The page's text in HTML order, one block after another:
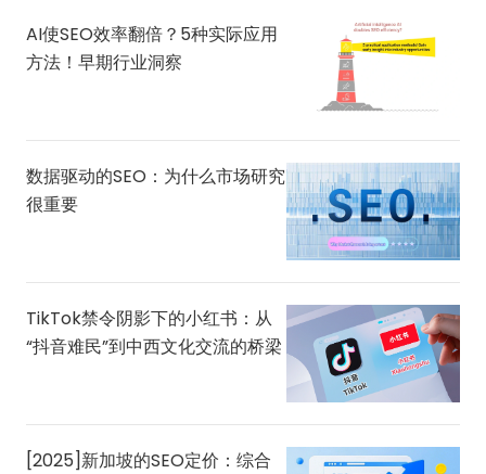
AI使SEO效率翻倍？5种实际应用
方法！早期行业洞察
数据驱动的SEO：为什么市场研究
很重要
TikTok禁令阴影下的小红书：从
“抖音难民”到中西文化交流的桥梁
[2025]新加坡的SEO定价：综合